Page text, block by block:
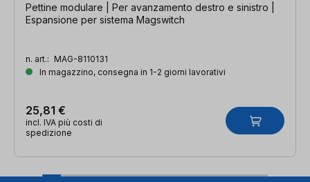
Pettine modulare | Per avanzamento destro e sinistro |
Espansione per sistema Magswitch
n. art.: MAG-8110131
In magazzino, consegna in 1-2 giorni lavorativi
25,81 €
incl. IVA più costi di
spedizione